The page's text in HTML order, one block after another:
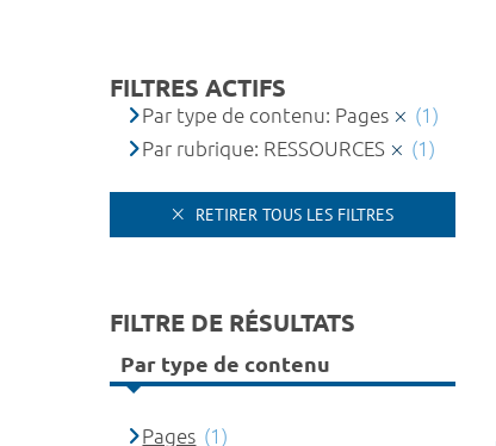
FILTRES ACTIFS
Par type de contenu: Pages
(1)
Par rubrique: RESSOURCES
(1)
RETIRER TOUS LES FILTRES
FILTRE DE RÉSULTATS
Par type de contenu
Pages (1)